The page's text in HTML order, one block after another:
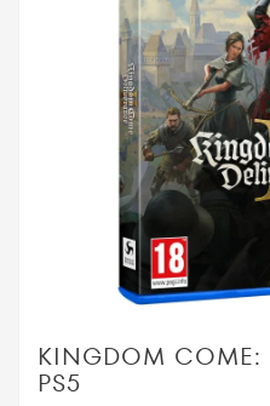
KINGDOM COME:
PS5